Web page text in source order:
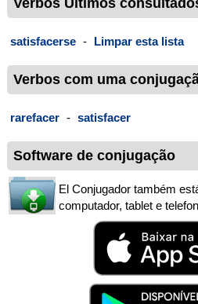
satisfacerse - Limpar esta lista
Verbos com uma
rarefacer - satisfacer
Software de conjugação
El Conjugador também
computador, tablet e